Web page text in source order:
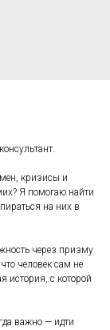
кризисы и
Я помогаю найти
на них в
через призму
человек сам не
история, с которой
важно — идти